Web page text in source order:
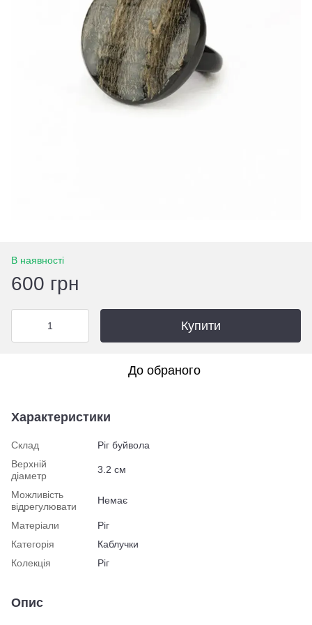
В наявності
600 грн
Купити
До обраного
Характеристики
Склад
Ріг буйвола
Верхній
діаметр
3.2 см
Можливість
відрегулювати
Немає
Матеріали
Ріг
Категорія
Каблучки
Колекція
Ріг
Опис